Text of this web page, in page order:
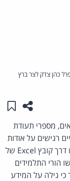
כהן צדק לצר ברץ
שתפו
מספרי תעודת
רגישים על אודות
21,439 תלמידים במערכת החינוך המיוחד, דלפו דרך קובץ Excel של
הורי התלמידים
כי גילה על המידע